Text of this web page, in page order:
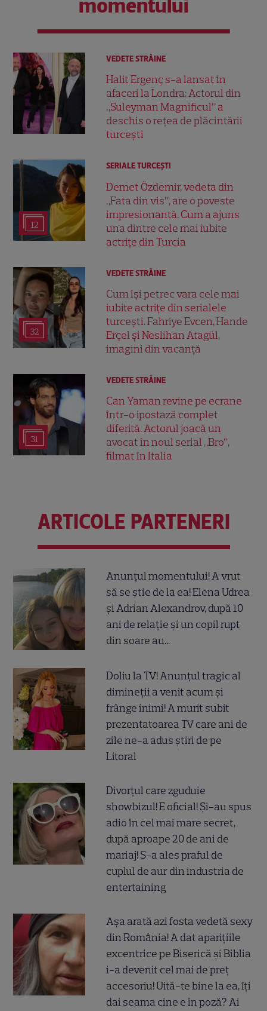
momentului
VEDETE STRĂINE
Halit Ergenç s-a lansat în
afaceri la Londra: Actorul din
„Suleyman Magnificul” a
deschis o rețea de plăcintării
turcești
12
SERIALE TURCEŞTI
Demet Özdemir, vedeta din
„Fata din vis”, are o poveste
impresionantă. Cum a ajuns
una dintre cele mai iubite
actrițe din Turcia
32
VEDETE STRĂINE
Cum își petrec vara cele mai
iubite actrițe din serialele
turcești. Fahriye Evcen, Hande
Erçel și Neslihan Atagül,
imagini din vacanță
31
VEDETE STRĂINE
Can Yaman revine pe ecrane
într-o ipostază complet
diferită. Actorul joacă un
avocat în noul serial „Bro”,
filmat în Italia
ARTICOLE PARTENERI
Anunțul momentului! A vrut
să se știe de la ea! Elena Udrea
și Adrian Alexandrov, după 10
ani de relație și un copil rupt
din soare au...
Doliu la TV! Anunțul tragic al
dimineții a venit acum și
frânge inimi! A murit subit
prezentatoarea TV care ani de
zile ne-a adus știri de pe
Litoral
Divorțul care zguduie
showbizul! E oficial! Și-au spus
adio în cel mai mare secret,
după aproape 20 de ani de
mariaj! S-a ales praful de
cuplul de aur din industria de
entertaining
Așa arată azi fosta vedetă sexy
din România! A dat aparițiile
excentrice pe Biserică și Biblia
i-a devenit cel mai de preț
accesoriu! Uită-te bine la ea, îți
dai seama cine e în poză? Ai